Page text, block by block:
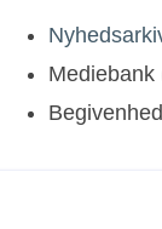
Mediebank